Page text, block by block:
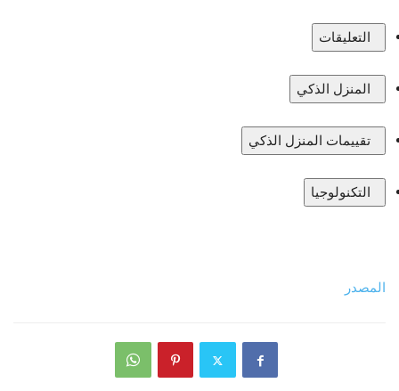
التعليقات
المنزل الذكي
تقييمات المنزل الذكي
التكنولوجيا
المصدر